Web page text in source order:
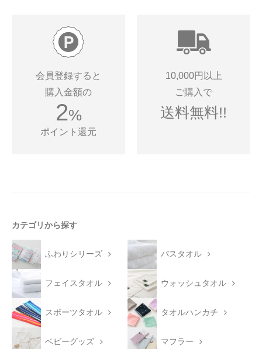
会員登録すると
購入金額の
2%
ポイント還元
10,000円以上
ご購入で
送料無料!!
カテゴリから探す
ふわりシリーズ バスタオル
フェイスタオル ウォッシュタオル
スポーツタオル タオルハンカチ
ベビーグッズ マフラー